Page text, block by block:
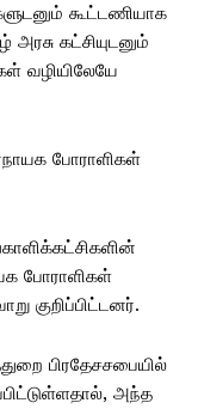
கூட்டணியாக
கட்சியுடனும்
வழியிலேயே
போராளிகள்
போராளிகள்
குறிப்பிட்டனர்.
பிரதேசசபையில்
அந்த